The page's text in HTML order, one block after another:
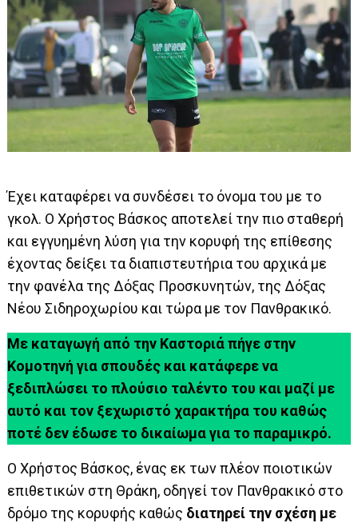
Έχει καταφέρει να συνδέσει το όνομα του με το
γκολ. Ο Χρήστος Βάσκος αποτελεί την πιο σταθερή
και εγγυημένη λύση για την κορυφή της επίθεσης
έχοντας δείξει τα διαπιστευτήρια του αρχικά με
την φανέλα της Δόξας Προσκυνητών, της Δόξας
Νέου Σιδηροχωρίου και τώρα με τον Πανθρακικό.
Με καταγωγή από την Καστοριά πήγε στην
Κομοτηνή για σπουδές και κατάφερε να
ξεδιπλώσει το πλούσιο ταλέντο του και μαζί με
αυτό και τον ξεχωριστό χαρακτήρα του καθώς
ποτέ δεν έδωσε το δικαίωμα για το παραμικρό.
Ο Χρήστος Βάσκος, ένας εκ των πλέον ποιοτικών
επιθετικών στη Θράκη, οδηγεί τον Πανθρακικό στο
δρόμο της κορυφής καθώς διατηρεί την σχέση με